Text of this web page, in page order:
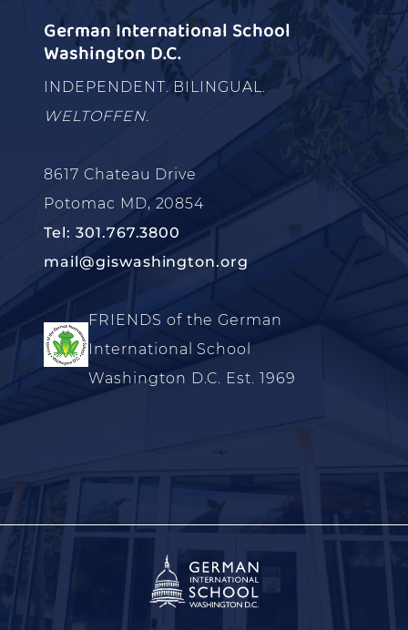
German International School
Washington D.C.
INDEPENDENT. BILINGUAL.
WELTOFFEN.
8617 Chateau Drive
Potomac MD, 20854
Tel: 301.767.3800
mail@giswashington.org
FRIENDS of the German
International School
Washington D.C. Est. 1969